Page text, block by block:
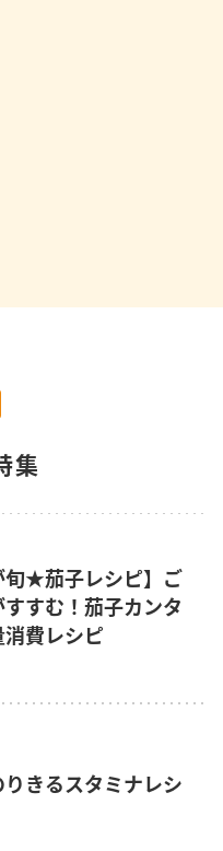
集
旬★茄子レシピ】ご
すすむ！茄子カンタ
消費レシピ
りきるスタミナレシ